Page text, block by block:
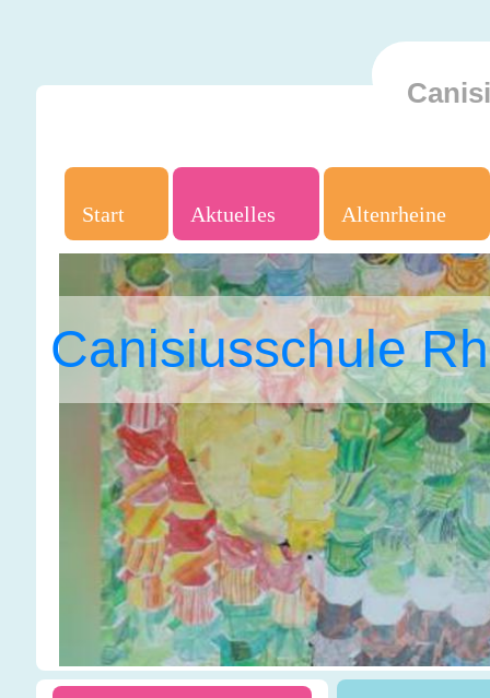
Start Aktuelles Altenrheine
Canisiusschule